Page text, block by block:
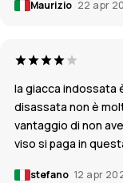
Maurizio 22 apr
la giacca indossata
disassata non è
vantaggio di non
viso si paga in
stefano 12 apr